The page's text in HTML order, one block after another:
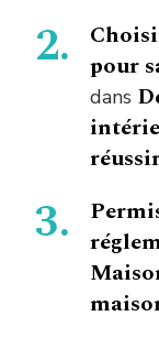
pour
dans